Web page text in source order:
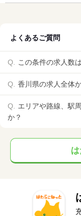
よくあるご質問
この条件の求人数
香川県の求人全体
エリアや路線、駅
か？